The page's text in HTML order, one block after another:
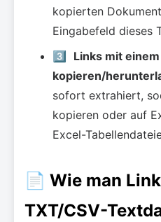
kopierten
Eingabefeld dieses
3️⃣
Links mit
kopieren/
sofort extrahiert,
kopieren oder auf
Excel-
📄 Wie man
TXT/CSV-